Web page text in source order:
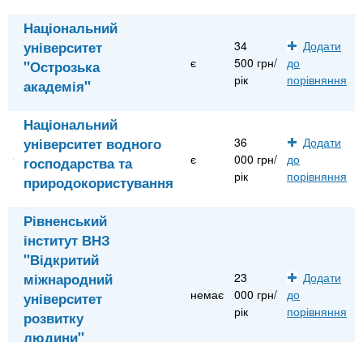
Національний
університет
"Острозька
академія"
є
34
500 грн/
рік
Додати
до
порівняння
Національний
університет водного
господарства та
природокористування
є
36
000 грн/
рік
Додати
до
порівняння
Рівненський
інститут ВНЗ
"Відкритий
міжнародний
університет
розвитку
людини"
немає
23
000 грн/
рік
Додати
до
порівняння